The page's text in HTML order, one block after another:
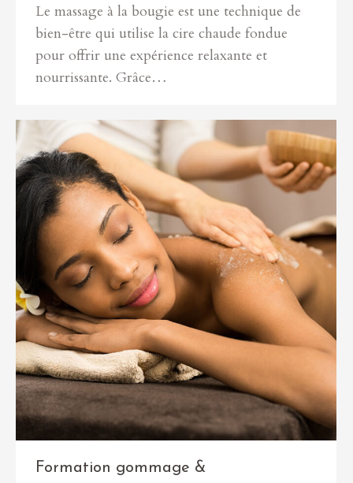
Le massage à la bougie est une technique de
bien-être qui utilise la cire chaude fondue
pour offrir une expérience relaxante et
nourrissante. Grâce…
Formation gommage &